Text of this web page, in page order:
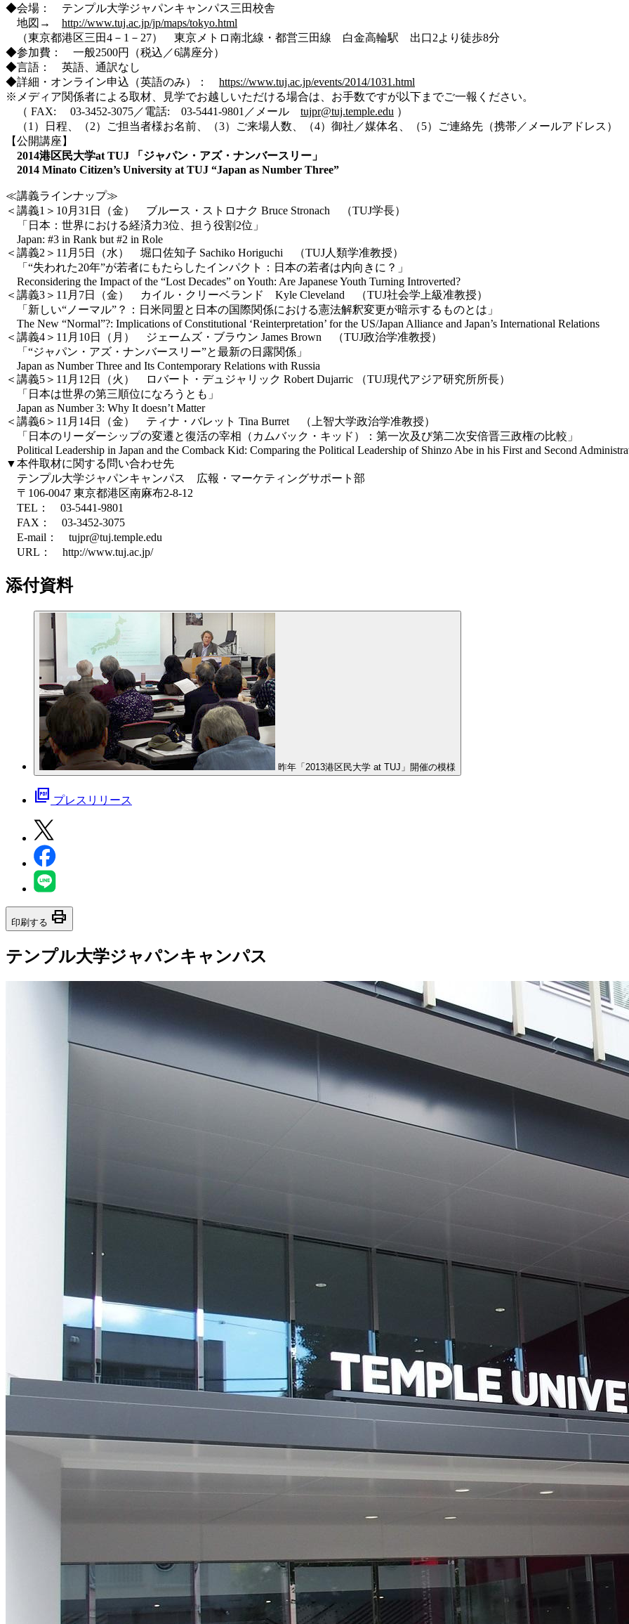
◆会場： テンプル大学ジャパンキャンパス三田校舎
地図→ http://www.tuj.ac.jp/jp/maps/tokyo.html
（東京都港区三田4－1－27） 東京メトロ南北線・都営三田線 白金高輪駅 出口2より徒歩8分
◆参加費： 一般2500円（税込／6講座分）
◆言語： 英語、通訳なし
◆詳細・オンライン申込（英語のみ）： https://www.tuj.ac.jp/events/2014/1031.html
※メディア関係者による取材、見学でお越しいただける場合は、お手数ですが以下までご一報ください。
（ FAX: 03-3452-3075／電話: 03-5441-9801／メール tujpr@tuj.temple.edu ）
（1）日程、（2）ご担当者様お名前、（3）ご来場人数、（4）御社／媒体名、（5）ご連絡先（携帯／メールアドレス）
【公開講座】
2014港区民大学at TUJ 「ジャパン・アズ・ナンバースリー」
2014 Minato Citizen’s University at TUJ “Japan as Number Three”
≪講義ラインナップ≫
＜講義1＞10月31日（金） ブルース・ストロナク Bruce Stronach （TUJ学長）
「日本：世界における経済力3位、担う役割2位」
Japan: #3 in Rank but #2 in Role
＜講義2＞11月5日（水） 堀口佐知子 Sachiko Horiguchi （TUJ人類学准教授）
「“失われた20年”が若者にもたらしたインパクト：日本の若者は内向きに？」
Reconsidering the Impact of the “Lost Decades” on Youth: Are Japanese Youth Turning Introverted?
＜講義3＞11月7日（金） カイル・クリーベランド Kyle Cleveland （TUJ社会学上級准教授）
「新しい“ノーマル”？：日米同盟と日本の国際関係における憲法解釈変更が暗示するものとは」
The New “Normal”?: Implications of Constitutional ‘Reinterpretation’ for the US/Japan Alliance and Japan’s International Relations
＜講義4＞11月10日（月） ジェームズ・ブラウン James Brown （TUJ政治学准教授）
「“ジャパン・アズ・ナンバースリー”と最新の日露関係」
Japan as Number Three and Its Contemporary Relations with Russia
＜講義5＞11月12日（火） ロバート・デュジャリック Robert Dujarric （TUJ現代アジア研究所所長）
「日本は世界の第三順位になろうとも」
Japan as Number 3: Why It doesn’t Matter
＜講義6＞11月14日（金） ティナ・バレット Tina Burret （上智大学政治学准教授）
「日本のリーダーシップの変遷と復活の宰相（カムバック・キッド）：第一次及び第二次安倍晋三政権の比較」
Political Leadership in Japan and the Comback Kid: Comparing the Political Leadership of Shinzo Abe in his First and Second
▼本件取材に関する問い合わせ先
テンプル大学ジャパンキャンパス 広報・マーケティングサポート部
〒106-0047 東京都港区南麻布2-8-12
TEL： 03-5441-9801
FAX： 03-3452-3075
E-mail： tujpr@tuj.temple.edu
URL： http://www.tuj.ac.jp/
添付資料
昨年「2013港区民大学 at TUJ」開催の模様
picture_as_pdf プレスリリース
印刷する print
テンプル大学ジャパンキャンパス